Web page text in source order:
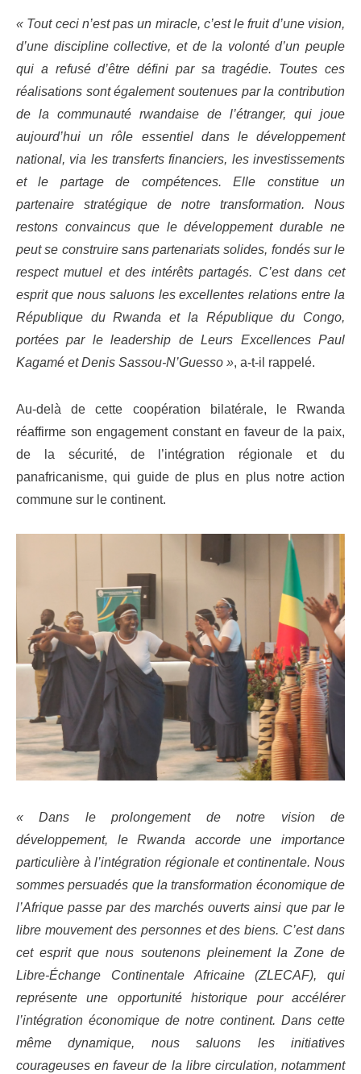
« Tout ceci n’est pas un miracle, c’est le fruit d’une vision,
d’une discipline collective, et de la volonté d’un peuple
qui a refusé d’être défini par sa tragédie. Toutes ces
réalisations sont également soutenues par la contribution
de la communauté rwandaise de l’étranger, qui joue
aujourd’hui un rôle essentiel dans le développement
national, via les transferts financiers, les investissements
et le partage de compétences. Elle constitue un
partenaire stratégique de notre transformation. Nous
restons convaincus que le développement durable ne
peut se construire sans partenariats solides, fondés sur le
respect mutuel et des intérêts partagés. C’est dans cet
esprit que nous saluons les excellentes relations entre la
République du Rwanda et la République du Congo,
portées par le leadership de Leurs Excellences Paul
Kagamé et Denis Sassou-N’Guesso », a-t-il rappelé.
Au-delà de cette coopération bilatérale, le Rwanda
réaffirme son engagement constant en faveur de la paix,
de la sécurité, de l’intégration régionale et du
panafricanisme, qui guide de plus en plus notre action
commune sur le continent.
« Dans le prolongement de notre vision de
développement, le Rwanda accorde une importance
particulière à l’intégration régionale et continentale. Nous
sommes persuadés que la transformation économique de
l’Afrique passe par des marchés ouverts ainsi que par le
libre mouvement des personnes et des biens. C’est dans
cet esprit que nous soutenons pleinement la Zone de
Libre-Échange Continentale Africaine (ZLECAF), qui
représente une opportunité historique pour accélérer
l’intégration économique de notre continent. Dans cette
même dynamique, nous saluons les initiatives
courageuses en faveur de la libre circulation, notamment